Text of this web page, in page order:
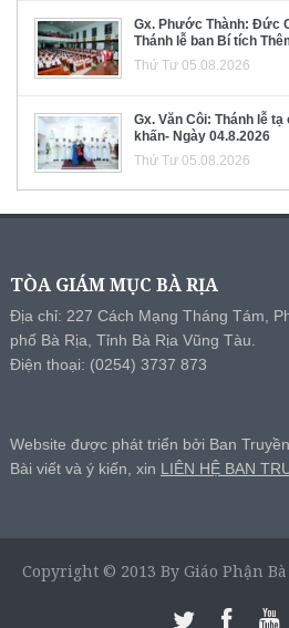
Gx. Phước Thành: Đức
Thánh lễ ban Bí tích
Thứ Tư 05.08.2026
Gx. Văn Côi: Thánh lễ
khấn- Ngày 04.8.2026
Thứ Tư 05.08.2026
TÒA GIÁM MỤC BÀ RỊA
Địa chỉ: 227 Cách Mạng Tháng Tám,
phố Bà Rịa, Tỉnh Bà Rịa Vũng Tàu.
Điện thoại: (0254) 3737 873
Website được phát triển bởi Ban
Bài viết và ý kiến, xin LIÊN HỆ BAN
Copyright © 2013 By Giáo Phận